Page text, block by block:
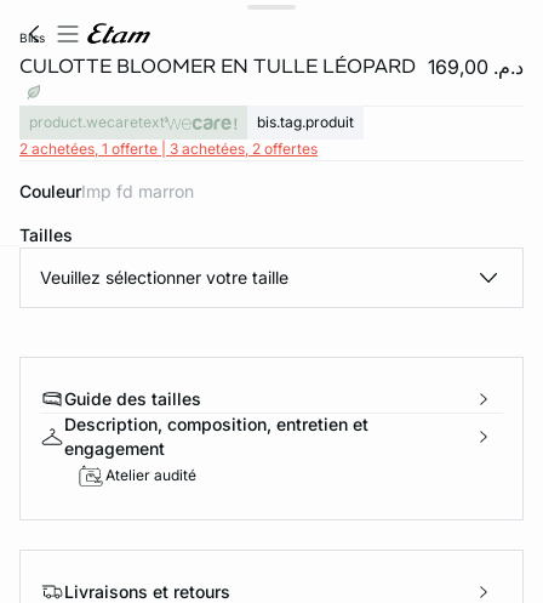
bliss
CULOTTE BLOOMER EN TULLE LÉOPARD د.م. 169,00
product.wecaretext
bis.tag.produit
2 achetées, 1 offerte | 3 achetées, 2 offertes
Couleur imp fd marron
Tailles
Veuillez sélectionner votre taille
Guide des tailles
Description, composition, entretien et
engagement
Atelier audité
Livraisons et retours